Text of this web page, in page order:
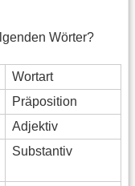
Wörter?
Wortart
Präposition
Adjektiv
Substantiv